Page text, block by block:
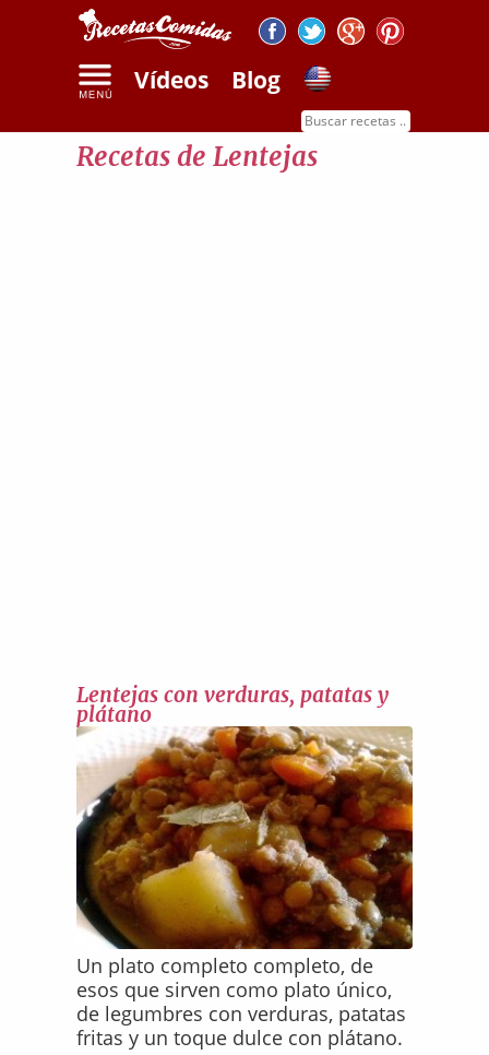
Vídeos Blog
Recetas de Lentejas
Lentejas con verduras, patatas y
plátano
Un plato completo completo, de
esos que sirven como plato único,
de legumbres con verduras, patatas
fritas y un toque dulce con plátano.